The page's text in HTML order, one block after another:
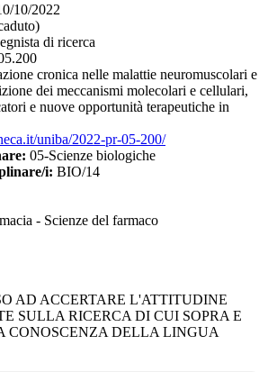
10/2022
di ricerca
cronica nelle malattie neuromuscolari e
dei meccanismi molecolari e cellulari,
e nuove opportunità terapeutiche in
uniba/2022-pr-05-200/
05-Scienze biologiche
i: BIO/14
- Scienze del farmaco
AD ACCERTARE L'ATTITUDINE
SULLA RICERCA DI CUI SOPRA E
CONOSCENZA DELLA LINGUA